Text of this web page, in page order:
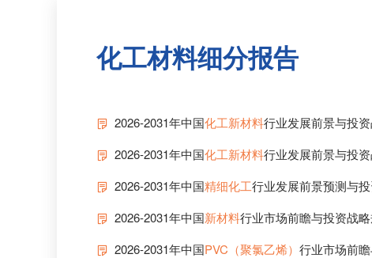
化工材料细分报告
2026-2031年中国化工新材料行业发展前景与投
2026-2031年中国化工新材料行业发展前景与投
2026-2031年中国精细化工行业发展前景预测与
2026-2031年中国新材料行业市场前瞻与投资战
2026-2031年中国PVC（聚氯乙烯） 行业市场前